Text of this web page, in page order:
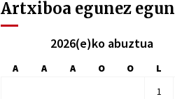
Artxiboa egunez egun
2026(e)ko abuztua
A A A O O L
1